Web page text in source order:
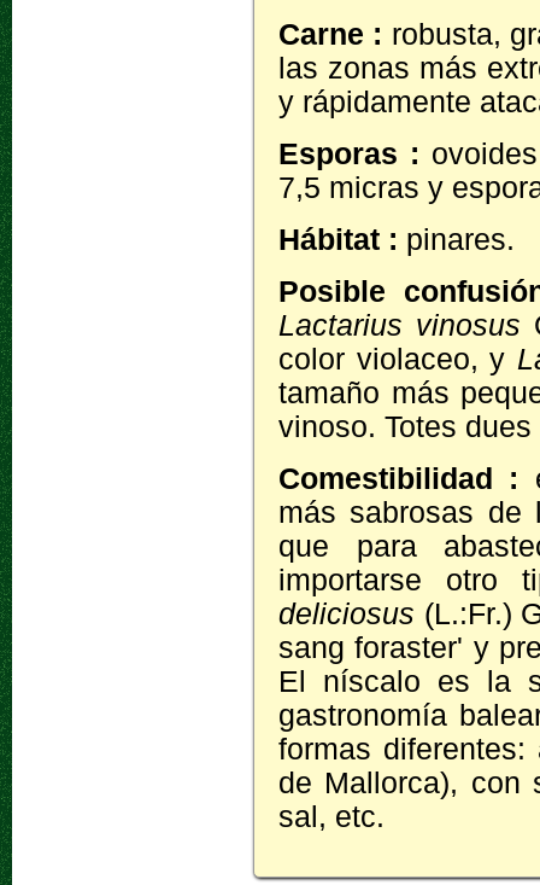
Carne : robusta,
las zonas más
y rápidamente
Esporas :
7,5 micras y
Hábitat : pinares.
Posible
Lactarius vinosus
color violaceo, y
tamaño más
vinoso. Totes
Comestibilidad :
más sabrosas de
que para
importarse otro
deliciosus (L.:Fr.)
sang foraster' y
El níscalo es la
gastronomía
formas
de Mallorca), con
sal, etc.